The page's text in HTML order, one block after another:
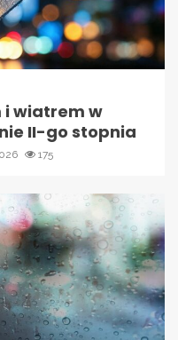
i wiatrem w
II-go stopnia
175